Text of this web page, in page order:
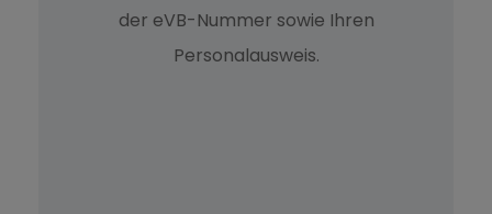
Fahrzeugaufbereitung
der eVB-Nummer sowie Ihren
Personalausweis.